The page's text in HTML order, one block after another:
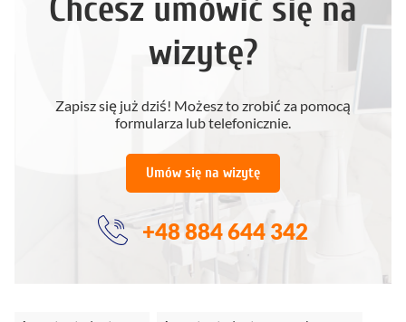
Chcesz umówić się na
wizytę?
Zapisz się już dziś! Możesz to zrobić za pomocą
formularza lub telefonicznie.
Umów się na wizytę
+48 884 644 342